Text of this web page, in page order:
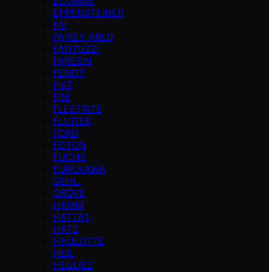
EPPENSTEINER
FAI
FAIREY ARLO
FANTUZZI
FARESIN
FENDT
FIAT
FINI
FLEETRITE
FLUITEK
FORD
FOTON
FUCHS
FURUKAWA
GEHL
GROVE
HAMM
HATTAT
HATZ
HAULOTTE
HEIL
HEULIEZ